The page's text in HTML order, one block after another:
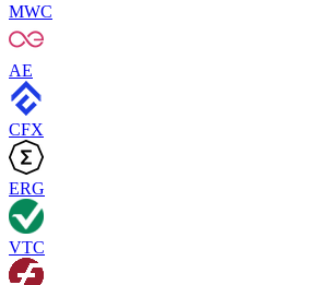
MWC
AE
CFX
ERG
VTC